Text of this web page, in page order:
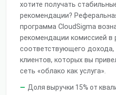
хотите получать
рекомендации?
программа CloudSigma
рекомендации комиссией в
соответствующего дохода,
клиентов, которых вы
сеть «облако как услуга».
Доля выручки 15% от